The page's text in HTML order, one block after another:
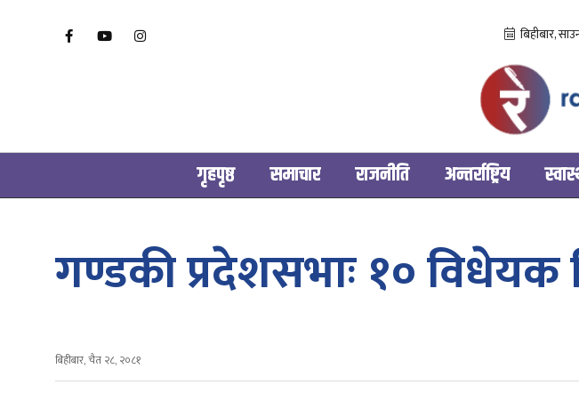
गृहपृष्ठ समाचार राजनीति अन्तर्राष्ट्रिय
गण्डकी प्रदेशसभाः १०
बिहीबार, चैत २८, २०८१